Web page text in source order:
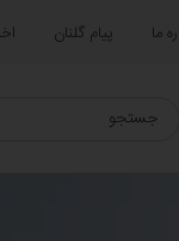
ما پیام گلنان